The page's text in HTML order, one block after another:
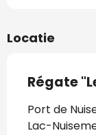
Locatie
Régate
Port de
Lac-